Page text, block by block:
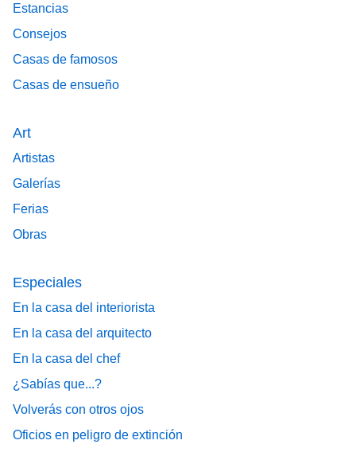
Estancias
Consejos
Casas de famosos
Casas de ensueño
Art
Artistas
Galerías
Ferias
Obras
Especiales
En la casa del interiorista
En la casa del arquitecto
En la casa del chef
¿Sabías que...?
Volverás con otros ojos
Oficios en peligro de extinción